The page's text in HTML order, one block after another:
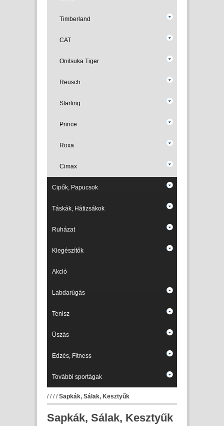
Timberland
CAT
Onitsuka Tiger
Reusch
Starling
Prince
Roxa
Cimax
Cipők, Papucsok
Táskák, Hátizsákok
Ruházat
Kiegészítők
Akció
Labdarúgás
Tenisz
Úszás
Edzés, Fitness
További sportágak
////Sapkák, Sálak, Kesztyűk
Sapkák, Sálak, Kesztyűk